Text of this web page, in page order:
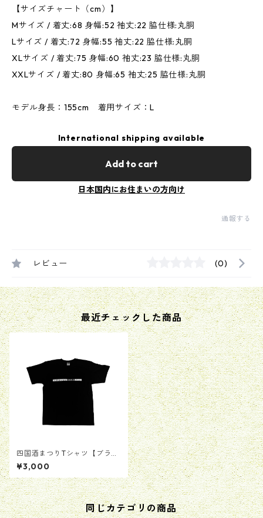
【サイズチャート（cm）】
Mサイズ / 着丈:68 身幅:52 袖丈:22 脇仕様:丸胴
Lサイズ / 着丈:72 身幅:55 袖丈:22 脇仕様:丸胴
XLサイズ / 着丈:75 身幅:60 袖丈:23 脇仕様:丸胴
XXLサイズ / 着丈:80 身幅:65 袖丈:25 脇仕様:丸胴
モデル身長：155cm 着用サイズ：L
International shipping available
Add to cart
日本国内にお住まいの方向け
通報する
レビュー (0)
最近チェックした商品
四国酒まつりTシャツ【ブラッ
ク】
¥3,000
同じカテゴリの商品